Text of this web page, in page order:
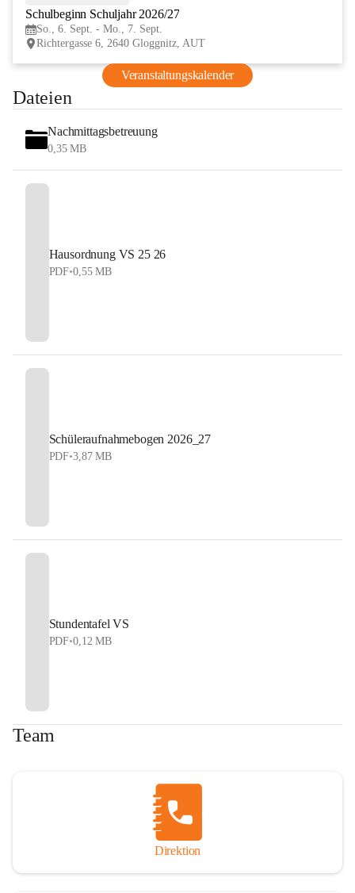
Schulbeginn Schuljahr 2026/27
So., 6. Sept. - Mo., 7. Sept.
Richtergasse 6, 2640 Gloggnitz, AUT
Veranstaltungskalender
Dateien
Nachmittagsbetreuung
0,35 MB
Hausordnung VS 25 26
PDF•0,55 MB
Schüleraufnahmebogen 2026_27
PDF•3,87 MB
Stundentafel VS
PDF•0,12 MB
Team
Direktion